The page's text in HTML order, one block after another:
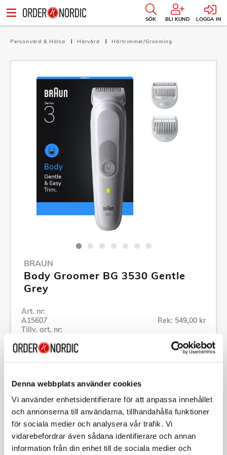
Denna webbplats använder cookies
Vi använder enhetsidentifierare för att anpassa innehållet
och annonserna till användarna, tillhandahålla funktioner
för sociala medier och analysera vår trafik. Vi
vidarebefordrar även sådana identifierare och annan
information från din enhet till de sociala medier och
SÖK BLI KUND LOGGA IN
Personvård & Hälsa Hårvård Hårtrimmer/Grooming
BRAUN
Body Groomer BG 3530 Gentle
Grey
Art. nr:
A15607
Tillv. art. nr:
Rek: 549,00 kr
Se alla produkter inom Braun
Beskrivning
Art. nr:A15607